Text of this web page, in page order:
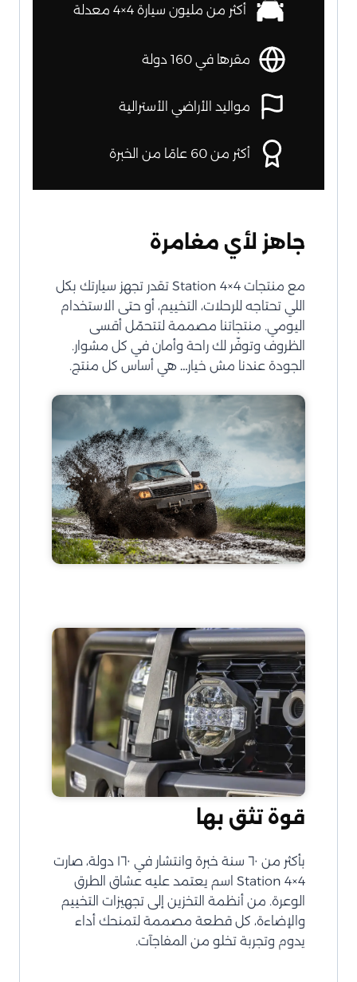
أكثر من مليون سيارة 4×4 معدلة
مقرها في 160 دولة
مواليد الأراضي الأسترالية
أكثر من 60 عامًا من الخبرة
جاهز لأي مغامرة
مع منتجات Station 4×4 تقدر تجهز سيارتك بكل
اللي تحتاجه للرحلات، التخييم، أو حتى الاستخدام
اليومي. منتجاتنا مصممة لتتحمّل أقسى
الظروف وتوفّر لك راحة وأمان في كل مشوار.
الجودة عندنا مش خيار… هي أساس كل منتج.
قوة تثق بها
بأكثر من ٦٠ سنة خبرة وانتشار في ١٦٠ دولة، صارت
Station 4×4 اسم يعتمد عليه عشاق الطرق
الوعرة. من أنظمة التخزين إلى تجهيزات التخييم
والإضاءة، كل قطعة مصممة لتمنحك أداء
يدوم وتجربة تخلو من المفاجآت.